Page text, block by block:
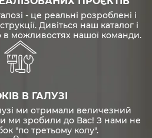
- це реальні розроблені і
Дивіться наш каталог і
в можливостях нашої команди.
В ГАЛУЗІ
ми отримали величезний
ми зробили до Вас! З нами не
"по третьому колу".